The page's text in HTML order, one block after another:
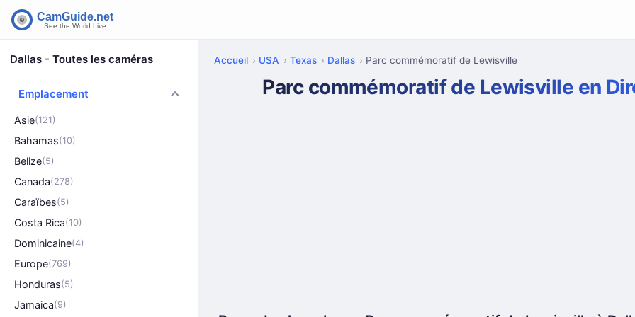
Dallas - Toutes les caméras
Emplacement
Asie(121)
Bahamas(10)
Belize(5)
Canada(278)
Caraïbes(5)
Costa Rica(10)
Dominicaine(4)
Europe(769)
Honduras(5)
Jamaica(9)
Accueil USA Texas Dallas Parc commémoratif de Lewisville
Parc commémoratif de Lewisville en